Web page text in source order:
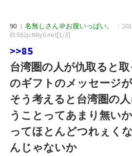
90 ： 名無しさん＠お腹いっぱい。
：
ID:562jcN6y0.net[1/3]
>>85
台湾圏の人が仇取ると
のギフトのメッセージ
そう考えると台湾圏の
うことってあまり無い
ってほとんどつれぇく
んじゃないか